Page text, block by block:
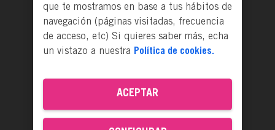
ACTÚA
PODCAST
que te mostramos en base a tus hábitos de
navegación (páginas visitadas, frecuencia
de acceso, etc) Si quieres saber más, echa
un vistazo a nuestra Política de cookies.
ACEPTAR